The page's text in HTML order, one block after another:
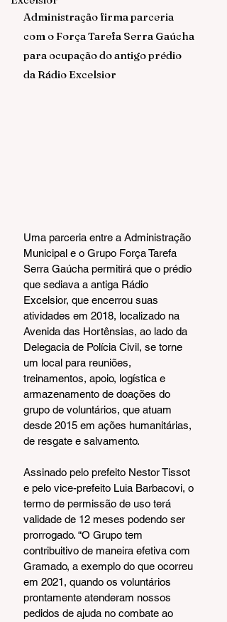
Administração firma parceria
com o Força Tarefa Serra Gaúcha
para ocupação do antigo prédio
da Rádio Excelsior
Uma parceria entre a Administração
Municipal e o Grupo Força Tarefa
Serra Gaúcha permitirá que o prédio
que sediava a antiga Rádio
Excelsior, que encerrou suas
atividades em 2018, localizado na
Avenida das Hortênsias, ao lado da
Delegacia de Polícia Civil, se torne
um local para reuniões,
treinamentos, apoio, logística e
armazenamento de doações do
grupo de voluntários, que atuam
desde 2015 em ações humanitárias,
de resgate e salvamento.
Assinado pelo prefeito Nestor Tissot
e pelo vice-prefeito Luia Barbacovi, o
termo de permissão de uso terá
validade de 12 meses podendo ser
prorrogado. “O Grupo tem
contribuitivo de maneira efetiva com
Gramado, a exemplo do que ocorreu
em 2021, quando os voluntários
prontamente atenderam nossos
pedidos de ajuda no combate ao